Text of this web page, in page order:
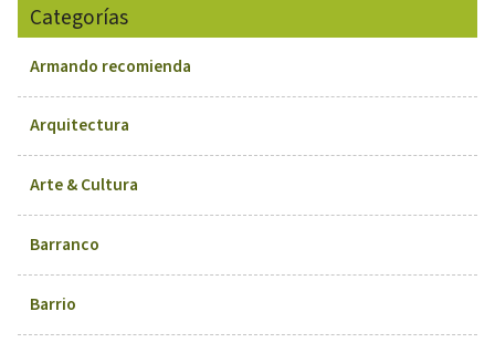
Categorías
Armando recomienda
Arquitectura
Arte & Cultura
Barranco
Barrio